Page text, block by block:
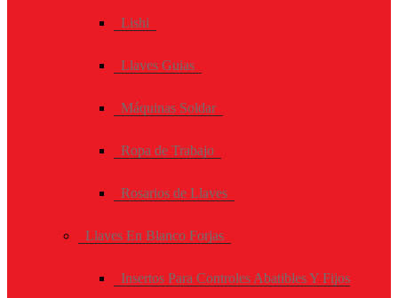
Lishi
Llaves Guias
Máquinas Soldar
Ropa de Trabajo
Rosarios de Llaves
Llaves En Blanco Forjas
Insertos Para Controles Abatibles Y Fijos